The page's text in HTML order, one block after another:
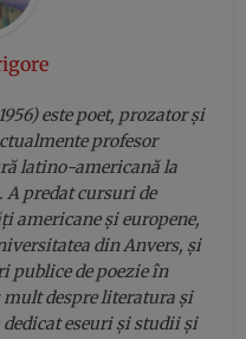
este poet, prozator și
profesor
latino-americană la
A predat cursuri de
americane și europene,
din Anvers, și
publice de poezie în
despre literatura și
eseuri și studii și